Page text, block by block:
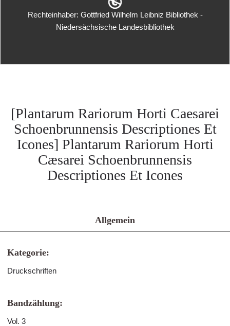
Rechteinhaber: Gottfried Wilhelm Leibniz Bibliothek -
Niedersächsische Landesbibliothek
[Plantarum Rariorum Horti Caesarei
Schoenbrunnensis Descriptiones Et
Icones] Plantarum Rariorum Horti
Cæsarei Schoenbrunnensis
Descriptiones Et Icones
Allgemein
Kategorie:
Druckschriften
Bandzählung:
Vol. 3